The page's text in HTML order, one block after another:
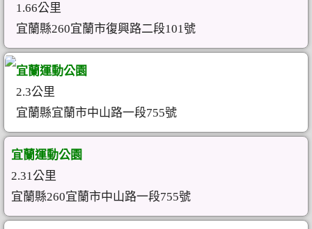
1.66公里
宜蘭縣260宜蘭市復興路二段101號
宜蘭運動公園
2.3公里
宜蘭縣宜蘭市中山路一段755號
宜蘭運動公園
2.31公里
宜蘭縣260宜蘭市中山路一段755號